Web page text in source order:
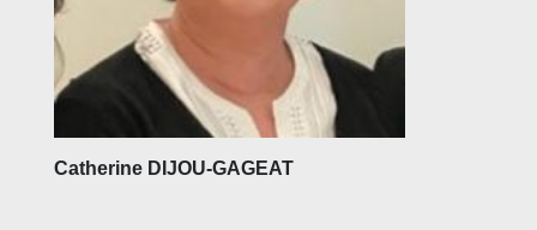
Catherine DIJOU-GAGEAT